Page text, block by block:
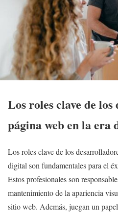
Los roles clave de
página web en la era
Los roles clave de los
digital son fundamentales para el
Estos profesionales son
mantenimiento de la apariencia
sitio web. Además, juegan un